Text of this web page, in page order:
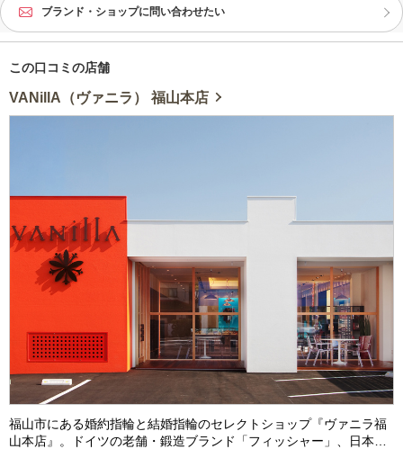
ブランド・ショップに問い合わせたい
この口コミの店舗
VANillA（ヴァニラ） 福山本店
福山市にある婚約指輪と結婚指輪のセレクトショップ『ヴァニラ福
山本店』。ドイツの老舗・鍛造ブランド「フィッシャー」、日本…